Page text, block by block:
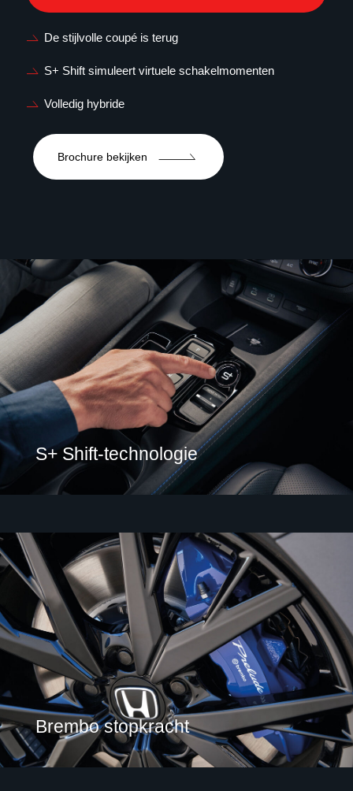
De stijlvolle coupé is terug
S+ Shift simuleert virtuele schakelmomenten
Volledig hybride
Brochure bekijken
S+ Shift-technologie
Brembo stopkracht